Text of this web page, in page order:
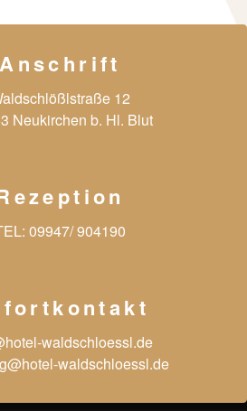
Anschrift
12
Neukirchen b. Hl. Blut
09947/ 904190
waldschloessl.de
waldschloessl.de